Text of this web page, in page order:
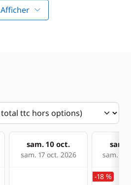
Equipement de
Confort
Dessalinisateur
Afficher
sam. 10 oct.
sam. 17 oct. 2026
sam.
sam. 24
-18 %